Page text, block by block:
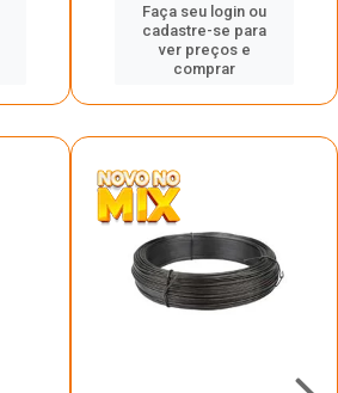
Faça seu login ou
cadastre-se para
ver preços e
comprar